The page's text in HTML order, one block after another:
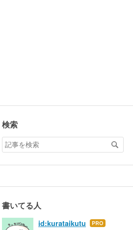
検索
書いてる人
id:kurataikutu はて